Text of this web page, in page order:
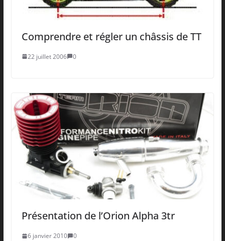
Comprendre et régler un châssis de TT
22 juillet 2006 0
Présentation de l’Orion Alpha 3tr
6 janvier 2010 0